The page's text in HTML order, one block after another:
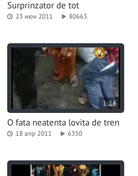
Surprinzator de tot
23 июн 2011 80663
1:16
O fata neatenta lovita de tren
18 апр 2011 6350